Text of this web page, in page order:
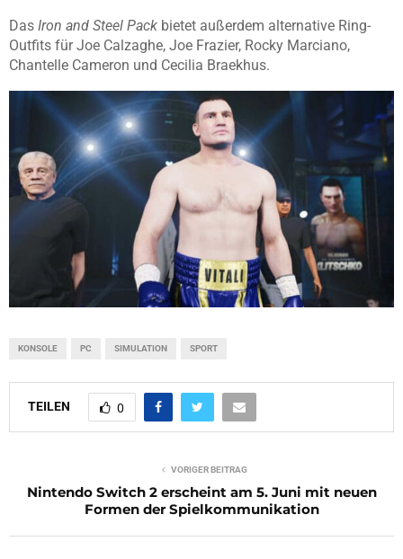
Das Iron and Steel Pack bietet außerdem alternative Ring-
Outfits für Joe Calzaghe, Joe Frazier, Rocky Marciano,
Chantelle Cameron und Cecilia Braekhus.
KONSOLE PC SIMULATION SPORT
TEILEN 0
VORIGER BEITRAG
Nintendo Switch 2 erscheint am 5. Juni mit neuen
Formen der Spielkommunikation